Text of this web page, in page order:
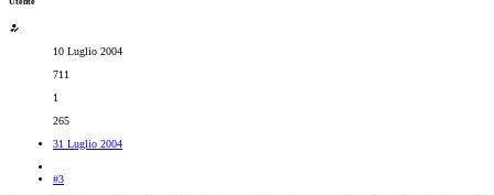
Utente
10 Luglio 2004
711
1
265
31 Luglio 2004
#3